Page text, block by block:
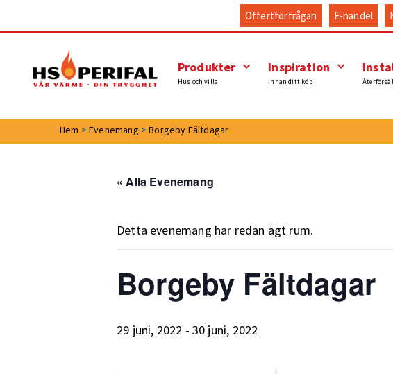
Offertförfrågan E-handel
Produkter
Hus och villa
Inspiration
Innan ditt köp
Hem >Evenemang >Borgeby Fältdagar
« Alla Evenemang
Detta evenemang har redan ägt rum.
Borgeby Fältdagar
29 juni, 2022 - 30 juni, 2022